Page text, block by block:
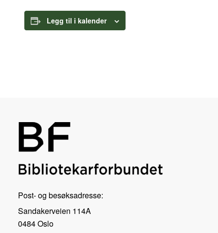
Legg til i kalender
Post- og besøksadresse:
Sandakerveien 114A
0484 Oslo